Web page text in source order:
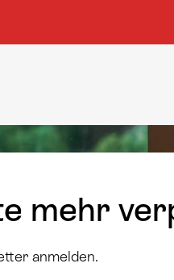
mehr
anmelden.